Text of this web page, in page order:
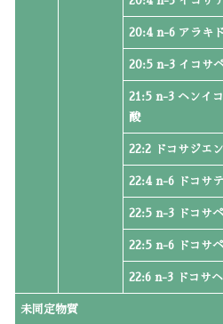
20:4 n-6 アラキ
20:5 n-3 イコサ
21:5 n-3 ヘンイ
酸
22:2 ドコサジエ
22:4 n-6 ドコサ
22:5 n-3 ドコサ
22:5 n-6 ドコサ
22:6 n-3 ドコサ
未同定物質